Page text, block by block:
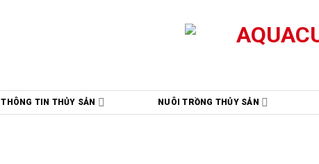
THÔNG TIN THỦY SẢN NUÔI TRỒNG THỦY SẢN